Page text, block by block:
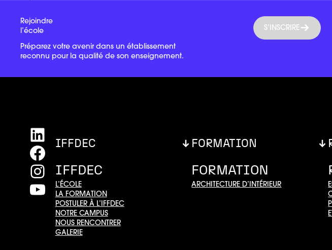
Rejoindre
l’école
Préparez votre avenir dans un établissement
reconnu pour la qualité de son enseignement.
S’INSCRIRE
LinkedIn
Facebook
Instagram
YouTube
IFFDEC
IFFDEC
L’ÉCOLE
LA FORMATION
POSTULER À L’IFFDEC
NOTRE CAMPUS
NOUS RENCONTRER
GALERIE
FORMATION
FORMATION
ARCHITECTURE D’INTÉRIEUR